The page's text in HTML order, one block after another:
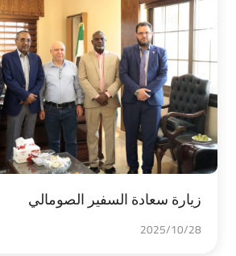
زيارة سعادة السفير الصومالي
2025/10/28